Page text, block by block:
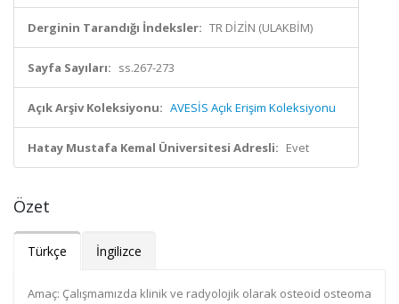
Derginin Tarandığı İndeksler: TR DİZİN (ULAKBİM)
Sayfa Sayıları: ss.267-273
Açık Arşiv Koleksiyonu: AVESİS Açık Erişim Koleksiyonu
Hatay Mustafa Kemal Üniversitesi Adresli: Evet
Özet
Türkçe İngilizce
Amaç: Çalışmamızda klinik ve radyolojik olarak osteoid osteoma